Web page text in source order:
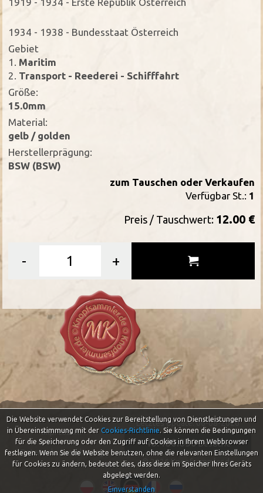
1934 - 1938 - Bundesstaat Österreich
Gebiet
1.
Maritim
2. Transport - Reederei - Schifffahrt
Größe:
15.0mm
Material:
gelb / golden
Herstellerprägung:
BSW (BSW)
zum Tauschen oder Verkaufen
Verfügbar St.: 1
Preis / Tauschwert: 12.00 €
- +
Impressum
Datenschutzerklärung
Letztes Update: 06-08-2026
46.480.850Besuche
© 2026 Knopfsammler.de
Die Website verwendet Cookies zur Bereitstellung von Dienstleistungen und
in Übereinstimmung mit der Cookies-Richtlinie. Sie können die Bedingungen
für die Speicherung oder den Zugriff auf Cookies in Ihrem Webbrowser
festlegen. Wenn Sie die Website benutzen, ohne die relevanten Einstellungen
für Cookies zu ändern, bedeutet dies, dass diese im Speicher Ihres Geräts
abgelegt werden.
Einverstanden